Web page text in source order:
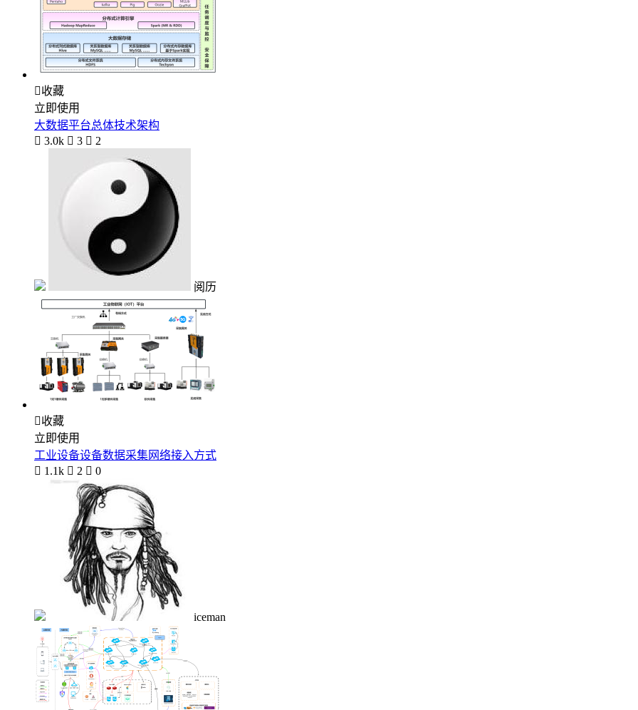
收藏
立即使用
大数据平台总体技术架构
 3.0k  3  2
阅历
收藏
立即使用
工业设备设备数据采集网络接入方式
 1.1k  2  0
iceman